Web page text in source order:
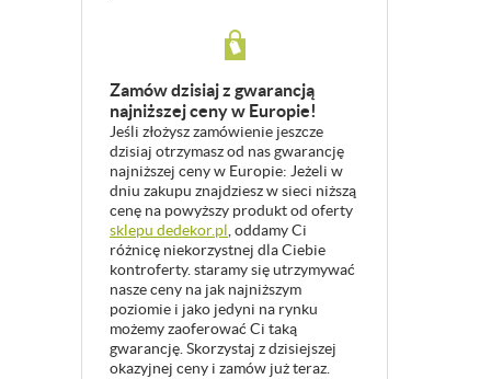
Zamów dzisiaj z gwarancją
najniższej ceny w Europie!
Jeśli złożysz zamówienie jeszcze
dzisiaj otrzymasz od nas gwarancję
najniższej ceny w Europie: Jeżeli w
dniu zakupu znajdziesz w sieci niższą
cenę na powyższy produkt od oferty
sklepu dedekor.pl, oddamy Ci
różnicę niekorzystnej dla Ciebie
kontroferty. staramy się utrzymywać
nasze ceny na jak najniższym
poziomie i jako jedyni na rynku
możemy zaoferować Ci taką
gwarancję. Skorzystaj z dzisiejszej
okazyjnej ceny i zamów już teraz.